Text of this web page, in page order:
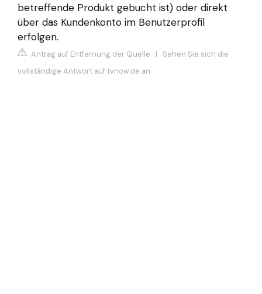
betreffende Produkt gebucht ist) oder direkt
über das Kundenkonto im Benutzerprofil
erfolgen.
Antrag auf Entfernung der Quelle | Sehen Sie sich die
vollständige Antwort auf tvnow.de an